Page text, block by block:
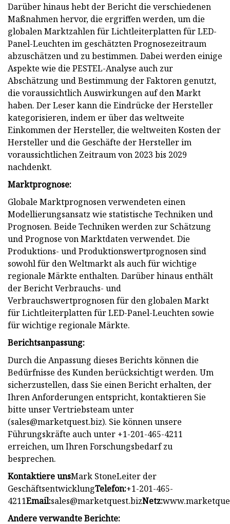
Darüber hinaus hebt der Bericht die verschiedenen
Maßnahmen hervor, die ergriffen werden, um die
globalen Marktzahlen für Lichtleiterplatten für LED-
Panel-Leuchten im geschätzten Prognosezeitraum
abzuschätzen und zu bestimmen. Dabei werden einige
Aspekte wie die PESTEL-Analyse auch zur
Abschätzung und Bestimmung der Faktoren genutzt,
die voraussichtlich Auswirkungen auf den Markt
haben. Der Leser kann die Eindrücke der Hersteller
kategorisieren, indem er über das weltweite
Einkommen der Hersteller, die weltweiten Kosten der
Hersteller und die Geschäfte der Hersteller im
voraussichtlichen Zeitraum von 2023 bis 2029
nachdenkt.
Marktprognose:
Globale Marktprognosen verwendeten einen
Modellierungsansatz wie statistische Techniken und
Prognosen. Beide Techniken werden zur Schätzung
und Prognose von Marktdaten verwendet. Die
Produktions- und Produktionswertprognosen sind
sowohl für den Weltmarkt als auch für wichtige
regionale Märkte enthalten. Darüber hinaus enthält
der Bericht Verbrauchs- und
Verbrauchswertprognosen für den globalen Markt
für Lichtleiterplatten für LED-Panel-Leuchten sowie
für wichtige regionale Märkte.
Berichtsanpassung:
Durch die Anpassung dieses Berichts können die
Bedürfnisse des Kunden berücksichtigt werden. Um
sicherzustellen, dass Sie einen Bericht erhalten, der
Ihren Anforderungen entspricht, kontaktieren Sie
bitte unser Vertriebsteam unter
(sales@marketquest.biz). Sie können unsere
Führungskräfte auch unter +1-201-465-4211
erreichen, um Ihren Forschungsbedarf zu
besprechen.
Kontaktiere unsMark StoneLeiter der
GeschäftsentwicklungTelefon:+1-201-465-
4211Email:sales@marketquest.bizNetz:
Andere verwandte Berichte: